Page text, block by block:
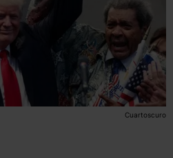
Cuartoscuro